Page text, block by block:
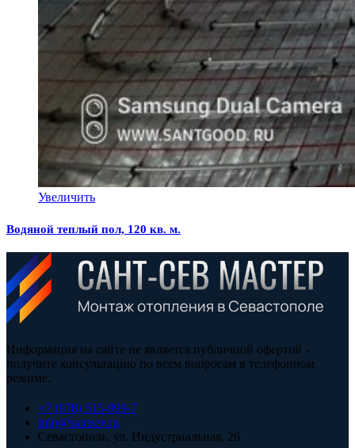
Увеличить
Водяной теплый пол, 120 кв. м.
Информация на сайте не является публичной офертой -
получите консультацию по всем вопросам в телефонном
режиме.
+7 (978) 515-999-7
info@santsev.ru
Севастополь, ул. Индустриальная, 26